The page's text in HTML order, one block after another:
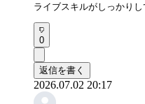
ライブスキルがしっかり
0
返信を書く
2026.07.02 20:17